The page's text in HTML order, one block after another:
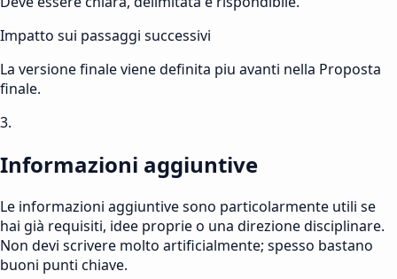
Impatto sui passaggi successivi
La versione finale viene definita piu avanti nella Proposta
finale.
3.
Informazioni aggiuntive
Le informazioni aggiuntive sono particolarmente utili se
hai già requisiti, idee proprie o una direzione disciplinare.
Non devi scrivere molto artificialmente; spesso bastano
buoni punti chiave.